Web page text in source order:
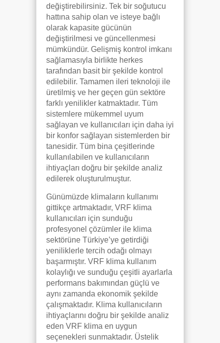
değiştirebilirsiniz. Tek bir soğutucu
hattına sahip olan ve isteye bağlı
olarak kapasite gücünün
değiştirilmesi ve güncellenmesi
mümkündür. Gelişmiş kontrol imkanı
sağlamasıyla birlikte herkes
tarafından basit bir şekilde kontrol
edilebilir. Tamamen ileri teknoloji ile
üretilmiş ve her geçen gün sektöre
farklı yenilikler katmaktadır. Tüm
sistemlere mükemmel uyum
sağlayan ve kullanıcıları için daha iyi
bir konfor sağlayan sistemlerden bir
tanesidir. Tüm bina çeşitlerinde
kullanılabilen ve kullanıcıların
ihtiyaçları doğru bir şekilde analiz
edilerek oluşturulmuştur.
Günümüzde klimaların kullanımı
gittikçe artmaktadır, VRF klima
kullanıcıları için sunduğu
profesyonel çözümler ile klima
sektörüne Türkiye’ye getirdiği
yeniliklerle tercih odağı olmayı
başarmıştır. VRF klima kullanım
kolaylığı ve sunduğu çeşitli ayarlarla
performans bakımından güçlü ve
aynı zamanda ekonomik şekilde
çalışmaktadır. Klima kullanıcıların
ihtiyaçlarını doğru bir şekilde analiz
eden VRF klima en uygun
seçenekleri sunmaktadır. Üstelik